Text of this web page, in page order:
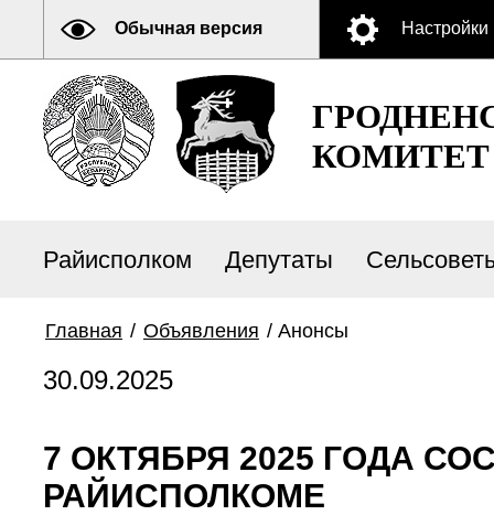
Обычная версия Настройки
КОМИТЕТ
Райисполком Депутаты
Главная / Объявления / Анонсы
30.09.2025
7 ОКТЯБРЯ 2025 ГОДА
РАЙИСПОЛКОМЕ